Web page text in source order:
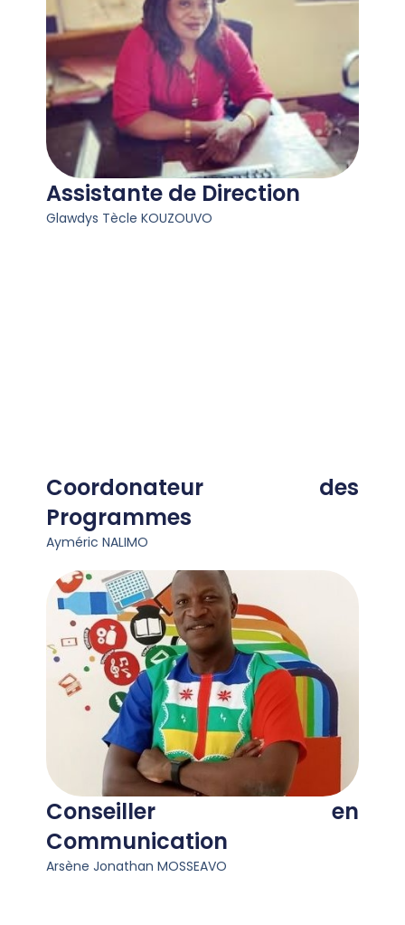
Assistante de Direction​
Glawdys Tècle KOUZOUVO
Coordonateur des
Programmes​
Ayméric NALIMO
Conseiller en
Communication​
Arsène Jonathan MOSSEAVO